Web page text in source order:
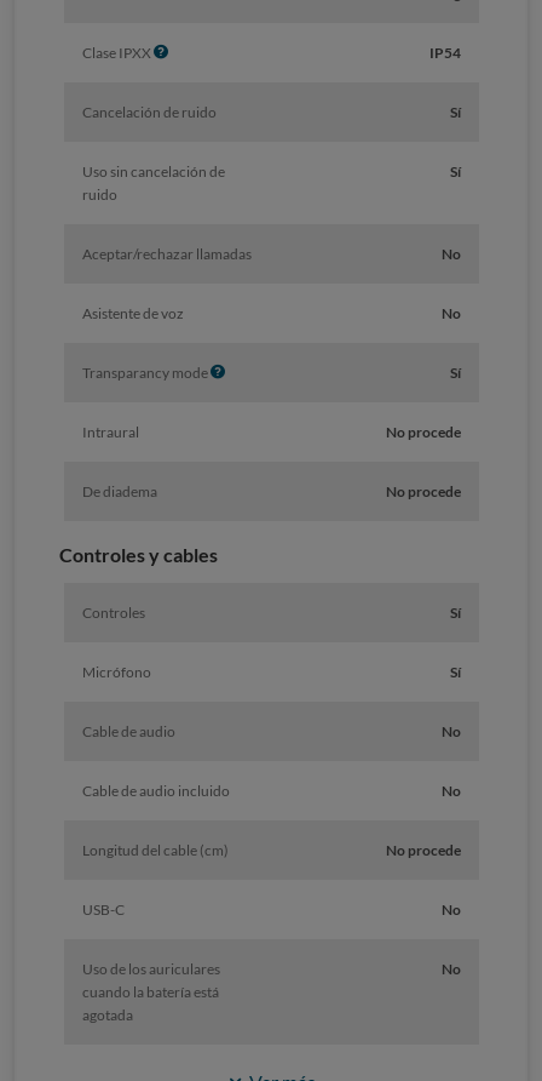
Clase IPXX I
o
IP54
Cancelación de ruido Sí
Uso sin cancelación de
ruido
Sí
Aceptar/rechazar llamadas No
Asistente de voz No
Transparancy modeI
Sí
Intraural No procede
De diadema No procede
Controles y cables
Controles Sí
Micrófono Sí
Cable de audio No
Cable de audio incluido No
Longitud del cable (cm) No procede
USB-C No
Uso de los auriculares
cuando la batería está
agotada
No